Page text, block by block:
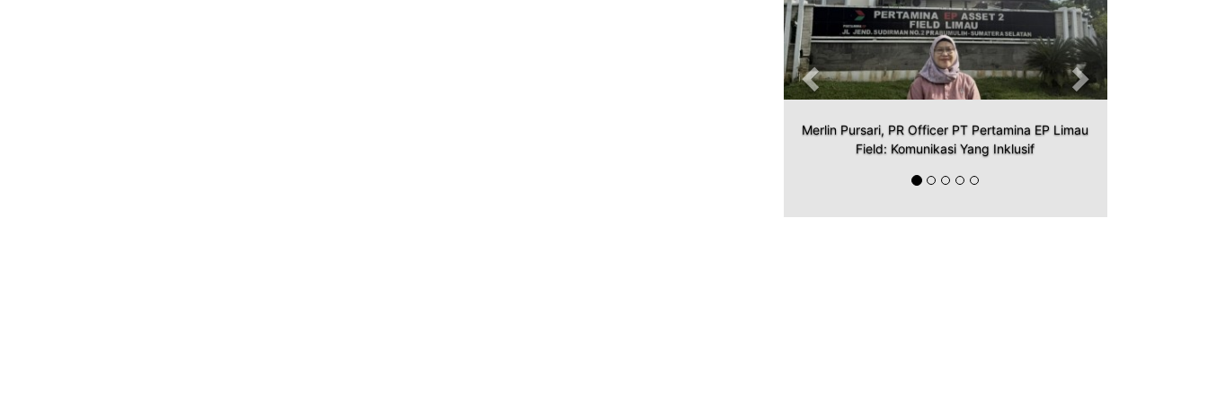
Merlin Pursari, PR Officer PT Pertamina EP Limau
Field: Komunikasi Yang Inklusif